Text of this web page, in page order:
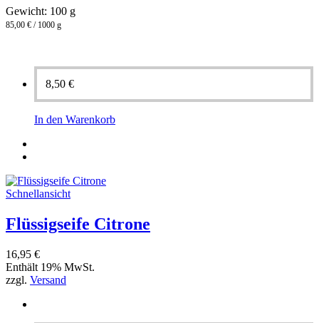
Gewicht: 100 g
85,00 € / 1000 g
8,50 €
In den Warenkorb
Schnellansicht
Flüssigseife Citrone
16,95 €
Enthält 19% MwSt.
zzgl. Versand